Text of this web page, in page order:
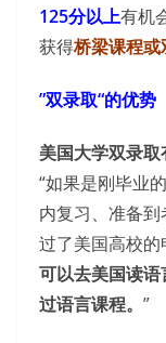
125分以上有机
获得桥梁课程或
”双录取“的优势
美国大学双录取
“如果是刚毕业
内复习、准备
过了美国高校的
可以去美国读
过语言课程。 ”